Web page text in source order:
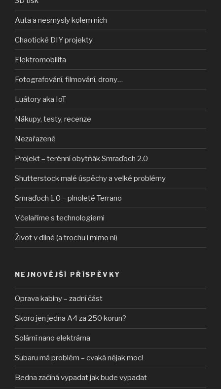
Auta a nesmysly kolem nich
Chaotické DIY projekty
Elektromobilita
Fotografování, filmování, drony…
Luátory aka IoT
Nákupy, testy, recenze
Nezařazené
Projekt – terénní obytňák Smraďoch 2.0
Shutterstock malé úspěchy a velké problémy
Smraďoch 1.0 – plnoleté Terrano
Včelaříme s technologiemi
Život v dílně (a trochu i mimo ni)
NEJNOVĚJŠÍ PŘÍSPĚVKY
Oprava kabiny – zadní část
Skoro jen jedna A4 za 250 korun?
Solární nano elektrárna
Subaru má problém – cvaká nějak moc!
Bedna začíná vypadat jak bude vypadat